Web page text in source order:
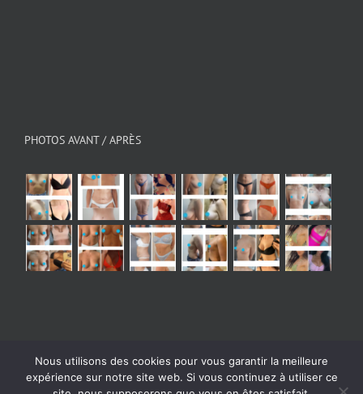
PHOTOS AVANT / APRÈS
© Copyright 2026 - All Rights Reserved | Mentions
Nous utilisons des cookies pour vous garantir la meilleure
expérience sur notre site web. Si vous continuez à utiliser ce